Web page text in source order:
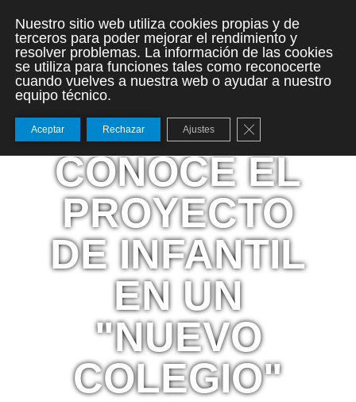
CONOCE EL
PROYECTO
DE INFANTIL
EN UN
"NUEVO
COLEGIO"
Nuestro sitio web utiliza cookies propias y de
terceros para poder mejorar el rendimiento y
resolver problemas. La información de las cookies
se utiliza para funciones tales como reconocerte
cuando vuelves a nuestra web o ayudar a nuestro
equipo técnico.
Aceptar Rechazar Ajustes Cerrar el banner de